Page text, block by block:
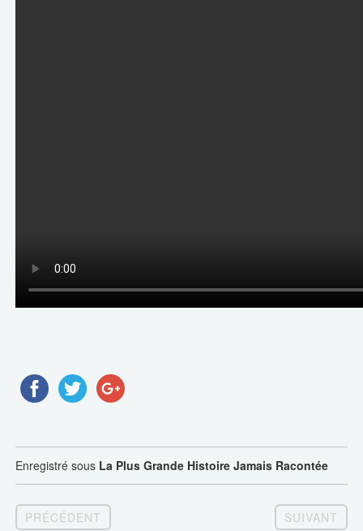
Enregistré sous La Plus Grande Histoire Jamais Racontée
PRÉCÉDENT SUIVANT